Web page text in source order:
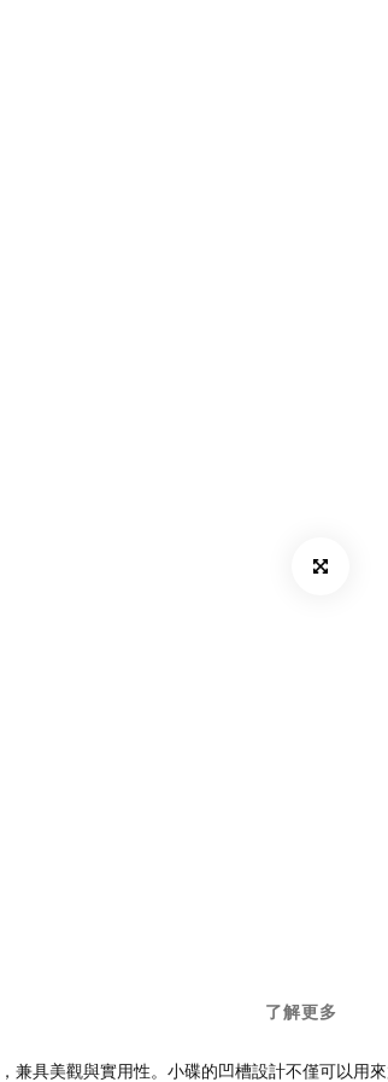
了解更多
具美觀與實用性。小碟的凹槽設計不僅可以用